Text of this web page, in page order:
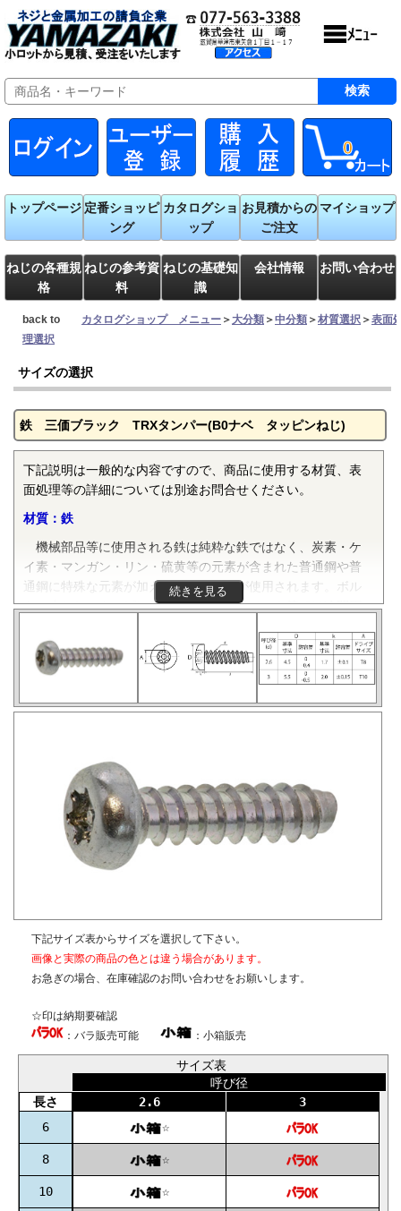
0
トップページ 定番ショッピ
ング
カタログショ
ップ
お見積からの
ご注文
マイショップ
ねじの各種規
格
ねじの参考資
料
ねじの基礎知
識
会社情報 お問い合わせ
back to カタログショップ メニュー ＞大分類 ＞中分類 ＞材質選択 ＞表面
理選択
サイズの選択
鉄 三価ブラック TRXタンパー(B0ナベ タッピンねじ)
下記説明は一般的な内容ですので、商品に使用する材質、表
面処理等の詳細については別途お問合せください。
材質：鉄
機械部品等に使用される鉄は純粋な鉄ではなく、炭素・ケ
イ素・マンガン・リン・硫黄等の元素が含まれた普通鋼や普
通鋼に特殊な元素が加えられた特殊鋼が使用されます。ボル
ト、小ねじ、タッピンねじ、ナット、リベット等では冷間圧
間圧延鋼板（SPCC）等、ばね座金等は硬鋼線（SWRH）等、
スプリングピンや歯付き座金等はみがき特殊帯鋼（S60CM～
S70CM）等でメーカーや製品毎で様々な材質が使用されてい
ます。当サイトでは特定の材質表記がない場合は、これらの
六価クロムフリーで黒色クロメートの代替品として開発さ
れた環境対応表面処理の防錆皮膜です。正式には「三価クロ
ム化成処理」といいます。従来のクロメート処理に加えてト
ップコート処理が必要。塩水噴霧試験で黒色クロメートと同
等以上の耐食性が得られます。
☆ねじに使用される材料・表面処理については下記ページに
も掲載しています。ご参照ください。
〇鉄鋼材料
〇表面処理
〇ねじの塗装、表面処理
続きを見る
下記サイズ表からサイズを選択して下さい。
画像と実際の商品の色とは違う場合があります。
お急ぎの場合、在庫確認のお問い合わせをお願いします。
☆印は納期要確認
：バラ販売可能
：小箱販売
サイズ表
呼び径
長さ
6
8
10
2.6
3
☆
☆
☆